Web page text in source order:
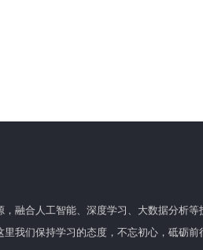
，融合人工智能、深度学习、大数据分析
里我们保持学习的态度，不忘初心，砥砺前